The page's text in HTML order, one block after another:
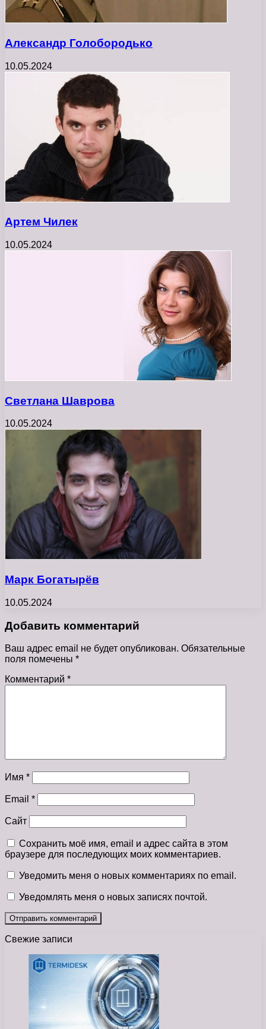
Александр Голобородько
10.05.2024
Артем Чилек
10.05.2024
Светлана Шаврова
10.05.2024
Марк Богатырёв
10.05.2024
Добавить комментарий
Ваш адрес email не будет опубликован. Обязательные
поля помечены *
Комментарий *
Имя *
Email *
Сайт
Сохранить моё имя, email и адрес сайта в этом
браузере для последующих моих комментариев.
Уведомить меня о новых комментариях по email.
Уведомлять меня о новых записях почтой.
Свежие записи